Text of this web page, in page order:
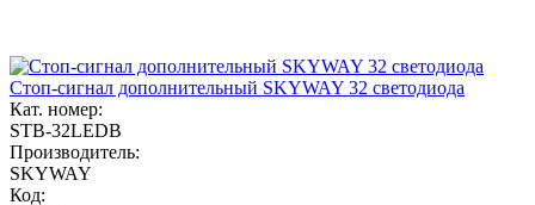
Стоп-сигнал дополнительный SKYWAY 32 светодиода
Кат. номер:
STB-32LEDB
Производитель:
SKYWAY
Код: